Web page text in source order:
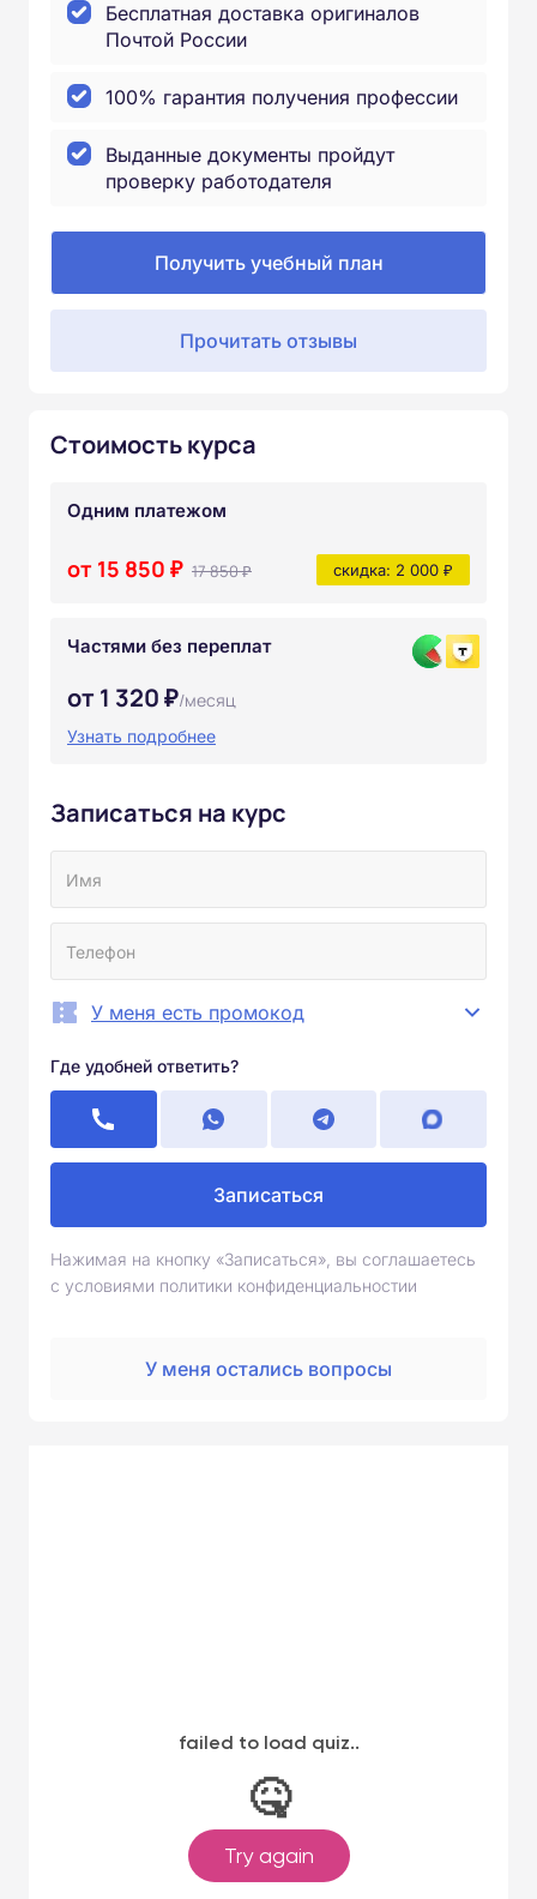
Бесплатная доставка оригиналов
Почтой России
100% гарантия получения профессии
Выданные документы пройдут
проверку работодателя
Получить учебный план
Прочитать отзывы
Стоимость курса
Одним платежом
от 15 850 ₽ 17 850 ₽ скидка: 2 000 ₽
Частями без переплат
от 1 320 ₽/месяц
Узнать подробнее
Записаться на курс
У меня есть промокод
Где удобней ответить?
Записаться
Нажимая на кнопку «Записаться», вы соглашаетесь
с условиями политики конфиденциальностии
У меня остались вопросы